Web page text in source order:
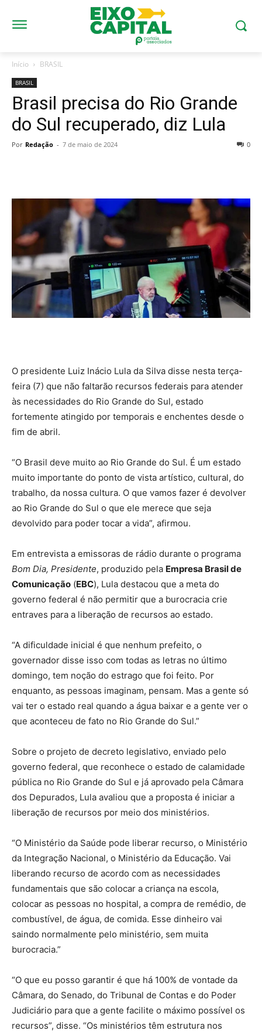
Início BRASIL
BRASIL
Brasil precisa do Rio Grande
do Sul recuperado, diz Lula
Por Redação - 7 de maio de 2024 0
O presidente Luiz Inácio Lula da Silva disse nesta terça-
feira (7) que não faltarão recursos federais para atender
às necessidades do Rio Grande do Sul, estado
fortemente atingido por temporais e enchentes desde o
fim de abril.
“O Brasil deve muito ao Rio Grande do Sul. É um estado
muito importante do ponto de vista artístico, cultural, do
trabalho, da nossa cultura. O que vamos fazer é devolver
ao Rio Grande do Sul o que ele merece que seja
devolvido para poder tocar a vida”, afirmou.
Em entrevista a emissoras de rádio durante o programa
Bom Dia, Presidente, produzido pela Empresa Brasil de
Comunicação (EBC), Lula destacou que a meta do
governo federal é não permitir que a burocracia crie
entraves para a liberação de recursos ao estado.
“A dificuldade inicial é que nenhum prefeito, o
governador disse isso com todas as letras no último
domingo, tem noção do estrago que foi feito. Por
enquanto, as pessoas imaginam, pensam. Mas a gente só
vai ter o estado real quando a água baixar e a gente ver o
que aconteceu de fato no Rio Grande do Sul.”
Sobre o projeto de decreto legislativo, enviado pelo
governo federal, que reconhece o estado de calamidade
pública no Rio Grande do Sul e já aprovado pela Câmara
dos Depurados, Lula avaliou que a proposta é iniciar a
liberação de recursos por meio dos ministérios.
“O Ministério da Saúde pode liberar recurso, o Ministério
da Integração Nacional, o Ministério da Educação. Vai
liberando recurso de acordo com as necessidades
fundamentais que são colocar a criança na escola,
colocar as pessoas no hospital, a compra de remédio, de
combustível, de água, de comida. Esse dinheiro vai
saindo normalmente pelo ministério, sem muita
burocracia.”
“O que eu posso garantir é que há 100% de vontade da
Câmara, do Senado, do Tribunal de Contas e do Poder
Judiciário para que a gente facilite o máximo possível os
recursos”, disse. “Os ministérios têm estrutura nos